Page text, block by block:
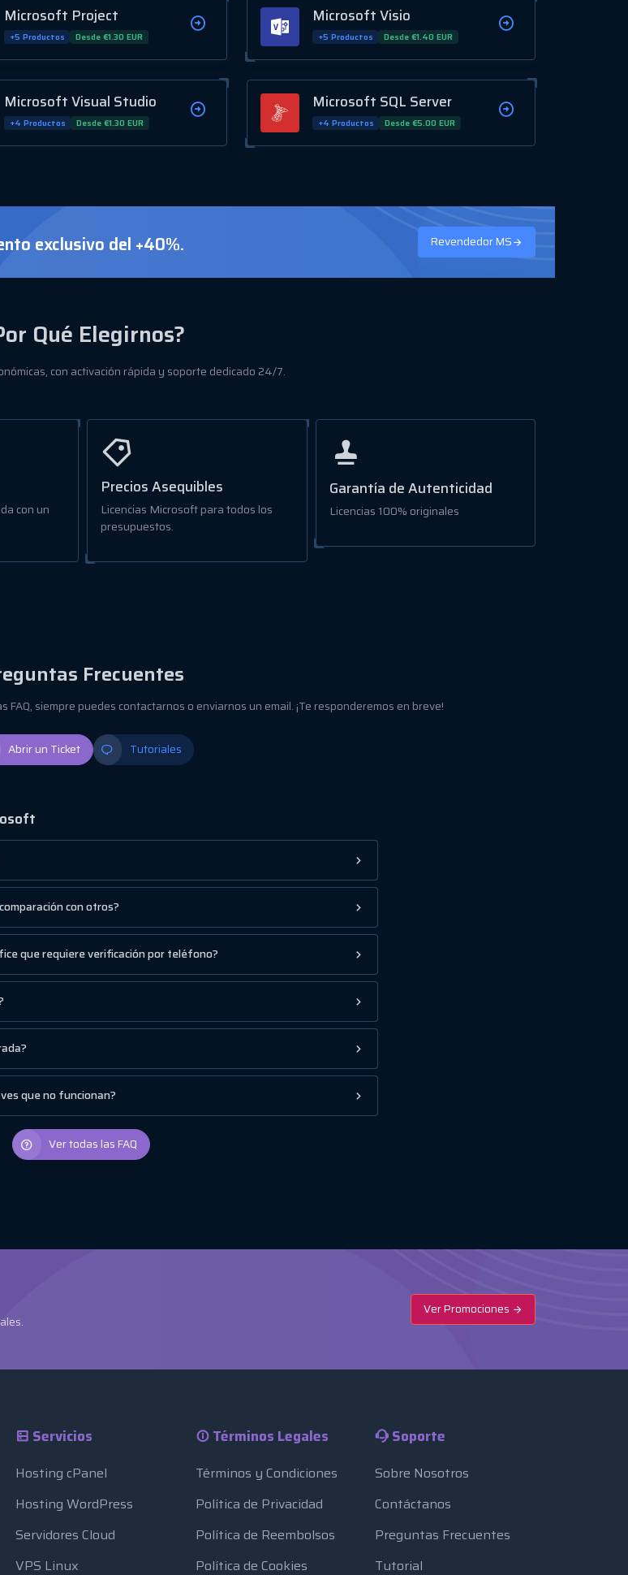
Microsoft Project
+5 Productos Desde €1.30 EUR
Microsoft Visio
+5 Productos Desde €1.40 EUR
Microsoft Visual Studio
+4 Productos Desde €1.30 EUR
Microsoft SQL Server
+4 Productos Desde €5.00 EUR
exclusivo del +40%. Revendedor MS
Qué Elegirnos?
con activación rápida y soporte dedicado 24/7.
con un
Precios Asequibles
Licencias Microsoft para todos los
presupuestos.
Garantía de Autenticidad
Licencias 100% originales
Frecuentes
siempre puedes contactarnos o enviarnos un email. ¡Te responderemos en breve!
Abrir un Ticket Tutoriales
con otros?
que requiere verificación por teléfono?
que no funcionan?
Ver todas las FAQ
Ver Promociones
Servicios
Hosting cPanel
Hosting WordPress
Servidores Cloud
VPS Linux
Términos Legales
Términos y Condiciones
Política de Privacidad
Política de Reembolsos
Política de Cookies
Soporte
Sobre Nosotros
Contáctanos
Preguntas Frecuentes
Tutorial